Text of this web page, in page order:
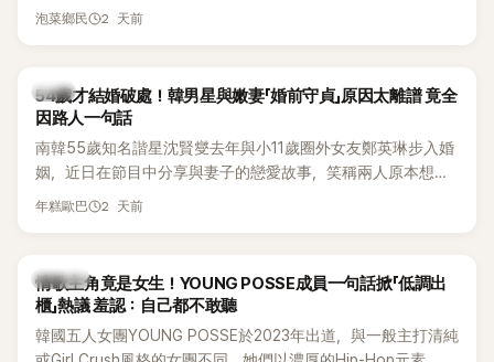
泡菜鄉民 2 天前
韓星
54歲才結婚破處！韓男星與嫩妻「婚前守貞」原因太離譜 竟全
因路人一句話
南韓55歲知名諧星沈賢燮去年與小11歲圈外女友鄭英琳步入婚
姻，近日在節目中分享與妻子的戀愛故事，笑稱兩人原本想享
受兩人世界，沒想到站在飯店門口時竟被路人認出，還一路替
年糕歐巴 2 天前
K-POP
情歌主角竟是女生！YOUNG POSSE成員一句話掀「低調出
櫃」熱議 羞認：自己都不敢聽
韓國五人女團YOUNG POSSE於2023年出道，與一般主打清純